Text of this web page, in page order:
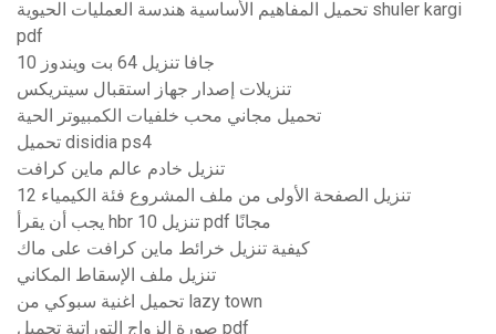
تحميل المفاهيم الأساسية هندسة العمليات الحيوية shuler kargi
pdf
جافا تنزيل 64 بت ويندوز 10
تنزيلات إصدار جهاز استقبال سيتريكس
تحميل مجاني محب خلفيات الكمبيوتر الحية
تحميل disidia ps4
تنزيل خادم عالم ماين كرافت
تنزيل الصفحة الأولى من ملف المشروع فئة الكيمياء 12
يجب أن يقرأ hbr 10 تنزيل pdf مجانًا
كيفية تنزيل خرائط ماين كرافت على ماك
تنزيل ملف الإسقاط المكاني
تحميل اغنية سبوكي من lazy town
صورة الزواج التوراتية تحميل pdf